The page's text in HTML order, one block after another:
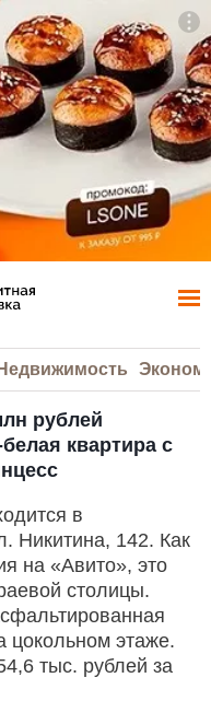
Недвижимость
рублей
квартира с
в
Никитина, 142. Как
на «Авито», это
столицы.
цокольном этаже.
тыс. рублей за